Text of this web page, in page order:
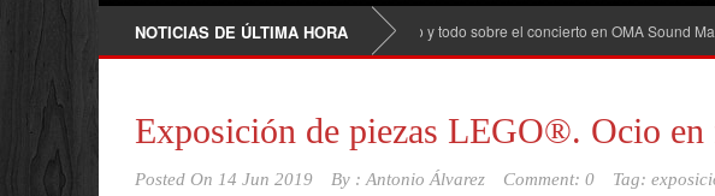
NOTICIAS DE ÚLTIMA HORA
Raule en Marbella 2026: fecha, entradas, horario y todo sobre el concierto en OMA Sound Marbella
Exposición de piezas LEGO®. Ocio
Posted On 14 Jun 2019 By : Antonio Álvarez Comment: 0 Tag: